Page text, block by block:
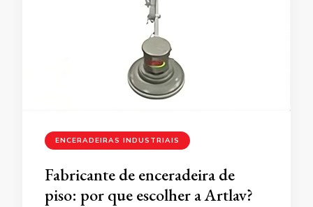
ENCERADEIRAS INDUSTRIAIS
Fabricante de enceradeira de
piso: por que escolher a Artlav?